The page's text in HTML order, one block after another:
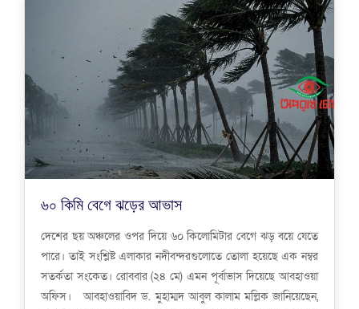
৬০ কিমি বেগে ঝড়ের আভাস
দেশের ছয় অঞ্চলের ওপর দিয়ে ৬০ কিলোমিটার বেগে ঝড় বয়ে যেতে
পারে। তাই সংশ্লিষ্ট এলাকার নদীবন্দরগুলোতে তোলা হয়েছে এক নম্বর
সতর্কতা সংকেত। রোববার (২৪ মে) এমন পূর্বাভাস দিয়েছে আবহাওয়া
অফিস। আবহাওয়াবিদ ড. মুহাম্মদ আবুল কালাম মল্লিক জানিয়েছেন,